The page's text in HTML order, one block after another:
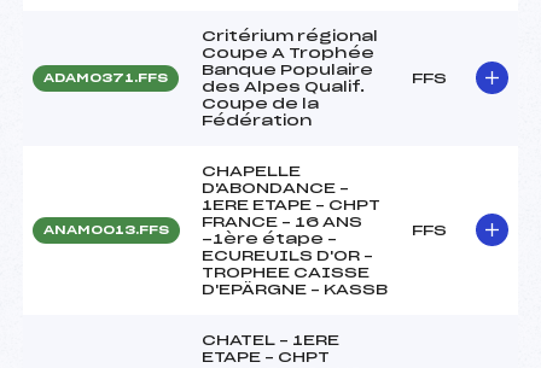
ADAM0371.FFS
Critérium régional
Coupe A Trophée
Banque Populaire
des Alpes Qualif.
Coupe de la
Fédération
FFS
ANAM0013.FFS
CHAPELLE
D'ABONDANCE –
1ERE ETAPE – CHPT
FRANCE – 16 ANS
-1ère étape –
ECUREUILS D'OR –
TROPHEE CAISSE
D'EPÄRGNE – KASSB
FFS
CHATEL – 1ERE
ETAPE – CHPT